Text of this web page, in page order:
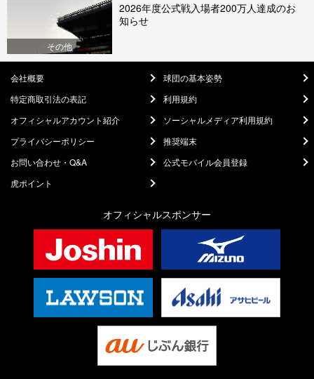
その他
2026年度公式戦入場者200万人達成のお
知らせ
会社概要
球団の基本姿勢
特定商取引法の表記
利用規約
オフィシャルアカウント紹介
ソーシャルメディア利用規約
プライバシーポリシー
推奨端末
お問い合わせ・Q&A
公式モバイル会員登録
虎ポイント
オフィシャルスポンサー